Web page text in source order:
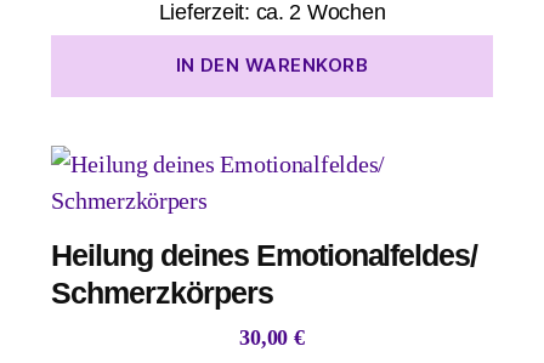
Lieferzeit: ca. 2 Wochen
IN DEN WARENKORB
Heilung deines Emotionalfeldes/
Schmerzkörpers
30,00 €